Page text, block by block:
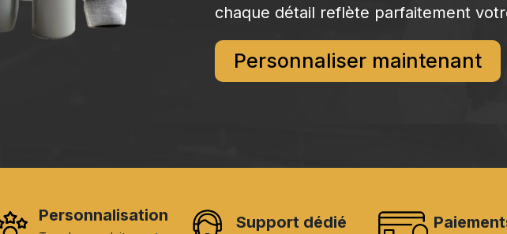
chaque détail reflète parfaitement
Personnaliser maintenant
Personnalisation Support dédié